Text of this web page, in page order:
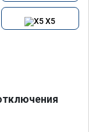
X5